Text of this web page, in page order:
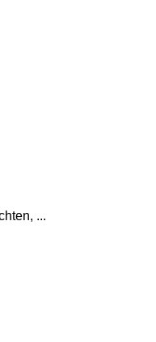
...